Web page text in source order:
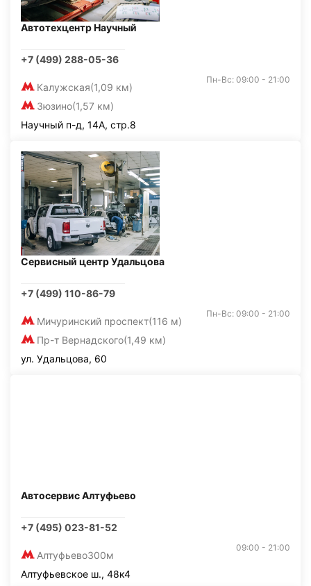
Автотехцентр Научный
+7 (499) 288-05-36
Калужская(1,09 км)
Зюзино(1,57 км)
Пн-Вс: 09:00 - 21:00
Научный п-д, 14А, стр.8
Сервисный центр Удальцова
+7 (499) 110-86-79
Мичуринский проспект(116 м)
Пр-т Вернадского(1,49 км)
Пн-Вс: 09:00 - 21:00
ул. Удальцова, 60
Автосервис Алтуфьево
+7 (495) 023-81-52
Алтуфьево300м
09:00 - 21:00
Алтуфьевское ш., 48к4